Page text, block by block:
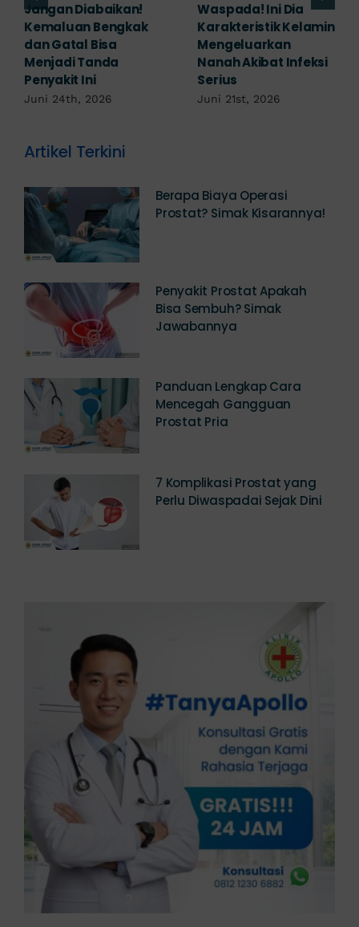
Banyak yang
Mengabaikan,
Padahal Habis
Berhubungan
Kemaluan Gatal Bisa
Jadi Tanda IMS!
Tampak Ringan,
Waspada Ini Gejala
Kutil Kelamin yang
Berbahaya!
Juni 14th, 2026
Berapa Biaya Operasi
Penyakit Prostat Apakah
Bisa Sembuh? Simak
Panduan Lengkap Cara
Mencegah Gangguan
7 Komplikasi Prostat yang